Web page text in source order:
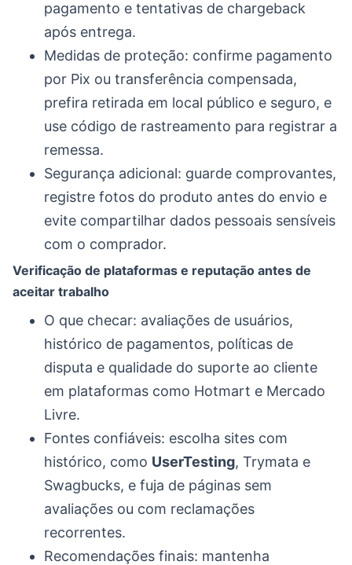
pagamento e tentativas de chargeback
após entrega.
Medidas de proteção: confirme pagamento
por Pix ou transferência compensada,
prefira retirada em local público e seguro, e
use código de rastreamento para registrar a
remessa.
Segurança adicional: guarde comprovantes,
registre fotos do produto antes do envio e
evite compartilhar dados pessoais sensíveis
com o comprador.
Verificação de plataformas e reputação antes de
aceitar trabalho
O que checar: avaliações de usuários,
histórico de pagamentos, políticas de
disputa e qualidade do suporte ao cliente
em plataformas como Hotmart e Mercado
Livre.
Fontes confiáveis: escolha sites com
histórico, como UserTesting, Trymata e
Swagbucks, e fuja de páginas sem
avaliações ou com reclamações
recorrentes.
Recomendações finais: mantenha